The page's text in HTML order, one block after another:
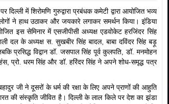
में शिरोमणि गुरुद्वारा प्रबंधक कमेटी द्वारा आयोजित भव्य
ने हाथ उठाकर और जयकारे लगाकर समर्थन किया। इंडिया
इस सेमिनार में एसजीपीसी अध्यक्ष एडवोकेट हरजिंदर सिंह
दल के अध्यक्ष स. सुखबीर सिंह बादल, बाबा दविंदर सिंह बड़ू
प्रसिद्ध विद्वान डॉ. जसपाल सिंह पूर्व कुलपति, डॉ. मनमोहन
हंस, प्रो. धरम सिंह और डॉ. हरिंदर सिंह ने अपने शोध-समृद्ध पत्र
जी ने दूसरों के धर्म की रक्षा के लिए अपने प्राणों की आहुति
की संस्कृति जीवित है। दिल्ली के लाल किले पर देश का झंडा